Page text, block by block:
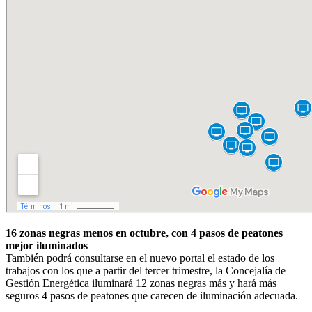
16 zonas negras menos en octubre, con 4 pasos de peatones
mejor iluminados
También podrá consultarse en el nuevo portal el estado de los
trabajos con los que a partir del tercer trimestre, la Concejalía de
Gestión Energética iluminará 12 zonas negras más y hará más
seguros 4 pasos de peatones que carecen de iluminación adecuada.